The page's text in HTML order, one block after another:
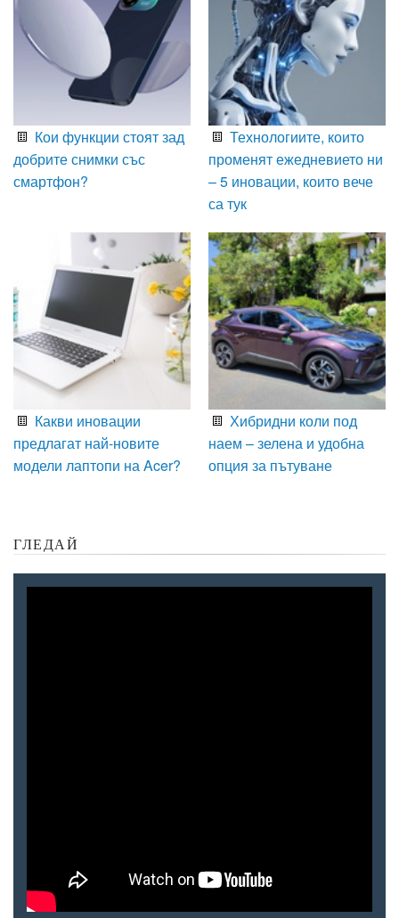
Кои функции стоят зад
добрите снимки със
смартфон?
Технологиите, които
променят ежедневието ни
– 5 иновации, които вече
са тук
Какви иновации
предлагат най-новите
модели лаптопи на Acer?
Хибридни коли под
наем – зелена и удобна
опция за пътуване
ГЛЕДАЙ